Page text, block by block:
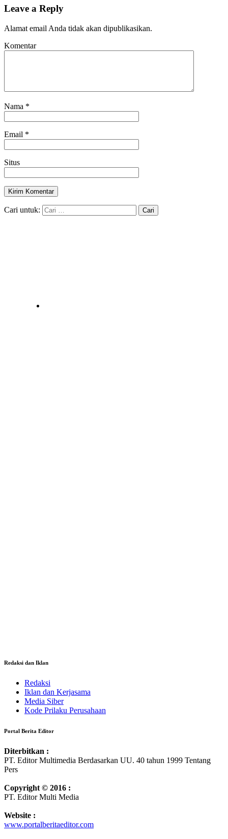
Leave a Reply
Alamat email Anda tidak akan dipublikasikan.
Komentar
Nama *
Email *
Situs
Cari untuk:
Redaksi dan Iklan
Redaksi
Iklan dan Kerjasama
Media Siber
Kode Prilaku Perusahaan
Portal Berita Editor
Diterbitkan :
PT. Editor Multimedia Berdasarkan UU. 40 tahun 1999 Tentang
Pers
Copyright © 2016 :
PT. Editor Multi Media
Website :
www.portalberitaeditor.com